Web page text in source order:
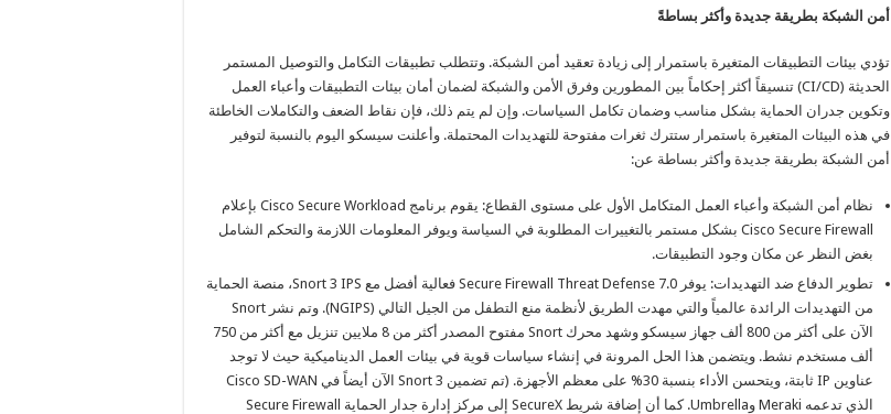
أمن الشبكة بطريقة جديدة وأكثر بساطةً
تؤدي بيئات التطبيقات المتغيرة باستمرار إلى زيادة تعقيد أمن الشبكة. وتتطلب تطبيقات التكامل والتوصيل المستمر
الحديثة (CI/CD) تنسيقاً أكثر إحكاماً بين المطورين وفرق الأمن والشبكة لضمان أمان بيئات التطبيقات وأعباء العمل
وتكوين جدران الحماية بشكل مناسب وضمان تكامل السياسات. وإن لم يتم ذلك، فإن نقاط الضعف والتكاملات الخاطئة
في هذه البيئات المتغيرة باستمرار ستترك ثغرات مفتوحة للتهديدات المحتملة. وأعلنت سيسكو اليوم بالنسبة لتوفير
أمن الشبكة بطريقة جديدة وأكثر بساطة عن:
نظام أمن الشبكة وأعباء العمل المتكامل الأول على مستوى القطاع: يقوم برنامج Cisco Secure Workload بإعلام
Cisco Secure Firewall بشكل مستمر بالتغييرات المطلوبة في السياسة ويوفر المعلومات اللازمة والتحكم الشامل
بغض النظر عن مكان وجود التطبيقات.
تطوير الدفاع ضد التهديدات: يوفر Secure Firewall Threat Defense 7.0 فعالية أفضل مع Snort 3 IPS، منصة الحماية
من التهديدات الرائدة عالمياً والتي مهدت الطريق لأنظمة منع التطفل من الجيل التالي (NGIPS). وتم نشر Snort
الآن على أكثر من 800 ألف جهاز سيسكو وشهد محرك Snort مفتوح المصدر أكثر من 8 ملايين تنزيل مع أكثر من 750
ألف مستخدم نشط. ويتضمن هذا الحل المرونة في إنشاء سياسات قوية في بيئات العمل الديناميكية حيث لا توجد
عناوين IP ثابتة، ويتحسن الأداء بنسبة 30% على معظم الأجهزة. (تم تضمين Snort 3 الآن أيضاً في Cisco SD-WAN
الذي تدعمه Meraki وUmbrella. كما أن إضافة شريط SecureX إلى مركز إدارة جدار الحماية Secure Firewall